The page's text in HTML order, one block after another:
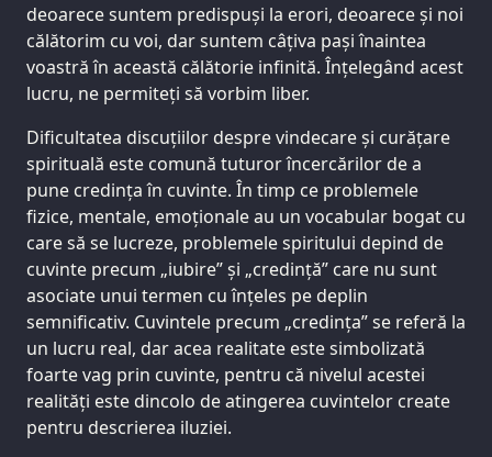
deoarece suntem predispuși la erori, deoarece și noi
călătorim cu voi, dar suntem câțiva pași înaintea
voastră în această călătorie infinită. Înțelegând acest
lucru, ne permiteți să vorbim liber.
Dificultatea discuțiilor despre vindecare și curățare
spirituală este comună tuturor încercărilor de a
pune credința în cuvinte. În timp ce problemele
fizice, mentale, emoționale au un vocabular bogat cu
care să se lucreze, problemele spiritului depind de
cuvinte precum „iubire” și „credință” care nu sunt
asociate unui termen cu înțeles pe deplin
semnificativ. Cuvintele precum „credința” se referă la
un lucru real, dar acea realitate este simbolizată
foarte vag prin cuvinte, pentru că nivelul acestei
realități este dincolo de atingerea cuvintelor create
pentru descrierea iluziei.